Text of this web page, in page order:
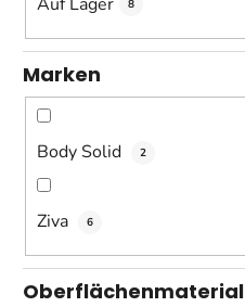
u
8
Marken
Body Solid 2
Ziva 6
Oberflächenmaterial